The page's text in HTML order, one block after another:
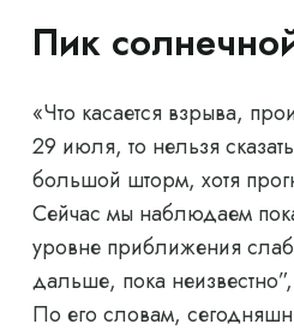
Пик
«Что касается взрыва,
29 июля, то нельзя
большой шторм, хотя
Сейчас мы наблюдаем
уровне приближения
дальше, пока
По его словам,